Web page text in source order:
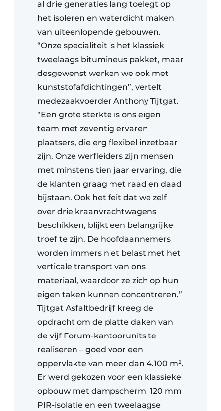
al drie generaties lang toelegt op
het isoleren en waterdicht maken
van uiteenlopende gebouwen.
“Onze specialiteit is het klassiek
tweelaags bitumineus pakket, maar
desgewenst werken we ook met
kunststofafdichtingen”, vertelt
medezaakvoerder Anthony Tijtgat.
“Een grote sterkte is ons eigen
team met zeventig ervaren
plaatsers, die erg flexibel inzetbaar
zijn. Onze werfleiders zijn mensen
met minstens tien jaar ervaring, die
de klanten graag met raad en daad
bijstaan. Ook het feit dat we zelf
over drie kraanvrachtwagens
beschikken, blijkt een belangrijke
troef te zijn. De hoofdaannemers
worden immers niet belast met het
verticale transport van ons
materiaal, waardoor ze zich op hun
eigen taken kunnen concentreren.”
Tijtgat Asfaltbedrijf kreeg de
opdracht om de platte daken van
de vijf Forum-kantoorunits te
realiseren – goed voor een
oppervlakte van meer dan 4.100 m².
Er werd gekozen voor een klassieke
opbouw met dampscherm, 120 mm
PIR-isolatie en een tweelaagse